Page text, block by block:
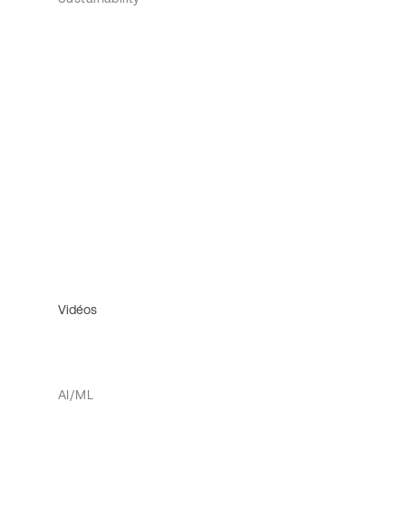
Vidéos
AI/ML